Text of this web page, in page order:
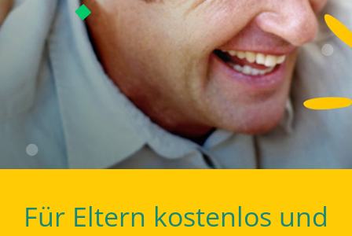
Für Eltern kostenlos und